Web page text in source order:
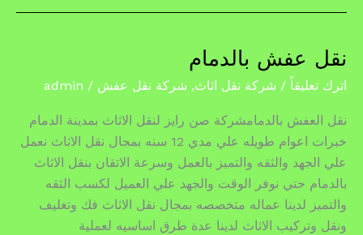
نقل عفش بالدمام
اترك تعليقاً / شركة نقل اثاث, شركة نقل عفش /
admin
نقل العفش بالدمامشركة صن رايز لنقل الاثاث بمدينة الدمام
خبرات اعوام طويله علي مدي 12 سنه بمجال نقل الاثاث نعمل
علي الجهد والثقه والتميز بالعمل وسرعة الاتقان بنقل الاثاث
بالدمام حتي نوفر الوقت والجهد علي العميل لكسب الثقه
والتميز لدينا عماله متخصصه بمجال نقل الاثاث فك وتغليف
ونقل وتركيب الاثاث لدينا عدة طرق اساسيه لعملية
نقل
بالدمام